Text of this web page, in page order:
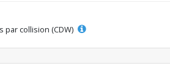
par collision (CDW)